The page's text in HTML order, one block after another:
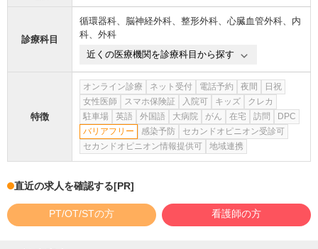
診療科目
循環器科、 脳神経外科、 整形外科、 心臓血管外科、 内
科、 外科
近くの医療機関を診療科目から探す
特徴
オンライン診療 ネット受付 電話予約 夜間
日祝
女性医師
スマホ保険証 入院可 キッズ
クレカ
駐車場
英語 外国語 大病院 がん 在宅 訪問
DPC
バリアフリー
感染予防
セカンドオピニオン受診可
セカンドオピニオン情報提供可
地域連携
直近の求人を確認する[PR]
PT/OT/STの方 看護師の方